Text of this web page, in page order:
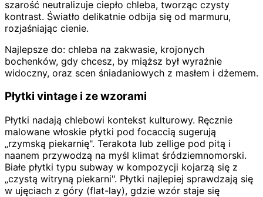
szarość neutralizuje ciepło chleba, tworząc czysty
kontrast. Światło delikatnie odbija się od marmuru,
rozjaśniając cienie.
Najlepsze do: chleba na zakwasie, krojonych
bochenków, gdy chcesz, by miąższ był wyraźnie
widoczny, oraz scen śniadaniowych z masłem i dżemem.
Płytki vintage i ze wzorami
Płytki nadają chlebowi kontekst kulturowy. Ręcznie
malowane włoskie płytki pod focaccią sugerują
„rzymską piekarnię". Terakota lub zellige pod pitą i
naanem przywodzą na myśl klimat śródziemnomorski.
Białe płytki typu subway w kompozycji kojarzą się z
„czystą witryną piekarni". Płytki najlepiej sprawdzają się
w ujęciach z góry (flat-lay), gdzie wzór staje się